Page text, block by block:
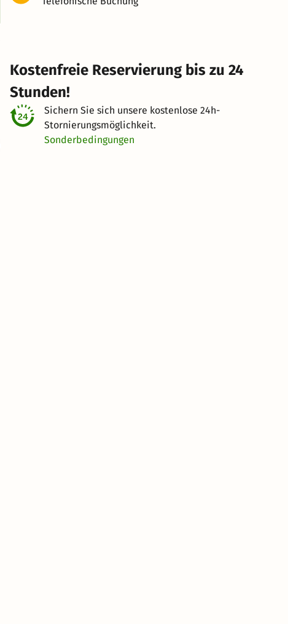
Kostenfreie Reservierung bis zu 24
Stunden!
Sichern Sie sich unsere kostenlose 24h-
Stornierungsmöglichkeit.
Sonderbedingungen